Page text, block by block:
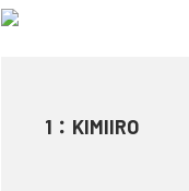
1 ： KIMIIRO